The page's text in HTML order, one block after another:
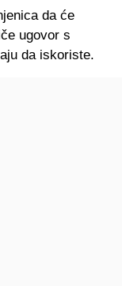
da će
ugovor s
da iskoriste.